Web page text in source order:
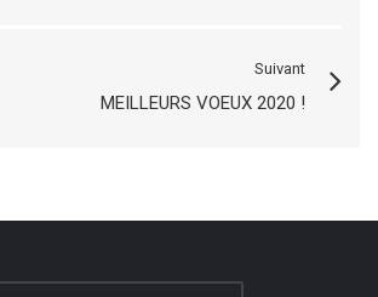
Suivant
MEILLEURS VOEUX 2020 !